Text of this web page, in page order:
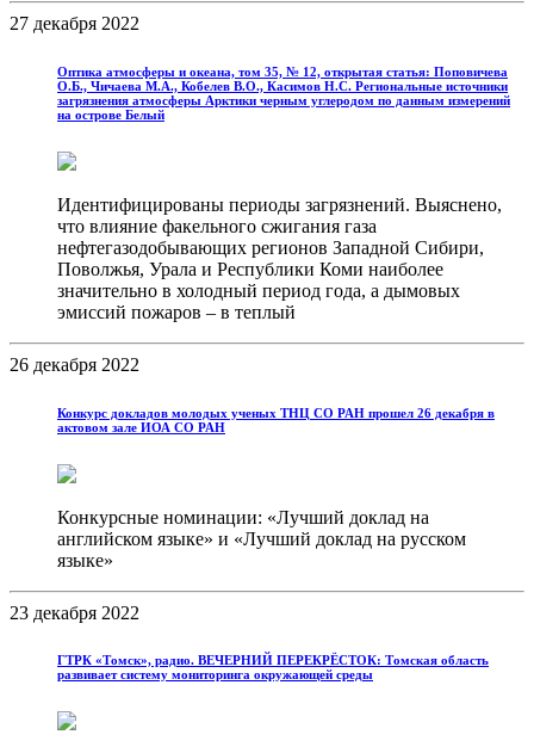
27 декабря 2022
Оптика атмосферы и океана, том 35, № 12, открытая статья: Поповичева
О.Б., Чичаева М.А., Кобелев В.О., Касимов Н.С. Региональные источники
загрязнения атмосферы Арктики черным углеродом по данным измерений
на острове Белый
Идентифицированы периоды загрязнений. Выяснено,
что влияние факельного сжигания газа
нефтегазодобывающих регионов Западной Сибири,
Поволжья, Урала и Республики Коми наиболее
значительно в холодный период года, а дымовых
эмиссий пожаров – в теплый
26 декабря 2022
Конкурс докладов молодых ученых ТНЦ СО РАН прошел 26 декабря в
актовом зале ИОА СО РАН
Конкурсные номинации: «Лучший доклад на
английском языке» и «Лучший доклад на русском
языке»
23 декабря 2022
ГТРК «Томск», радио. ВЕЧЕРНИЙ ПЕРЕКРЁСТОК: Томская область
развивает систему мониторинга окружающей среды